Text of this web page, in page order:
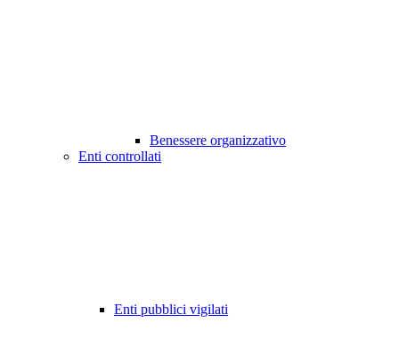
Benessere organizzativo
Enti controllati
Enti pubblici vigilati